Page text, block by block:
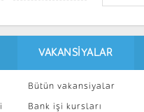
VAKANSIYALAR
Bütün vakansiyalar
Bank işi kursları